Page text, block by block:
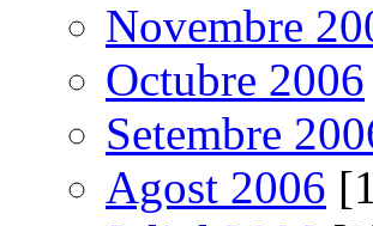
Novembre
Octubre 2006
Setembre
Agost 2006